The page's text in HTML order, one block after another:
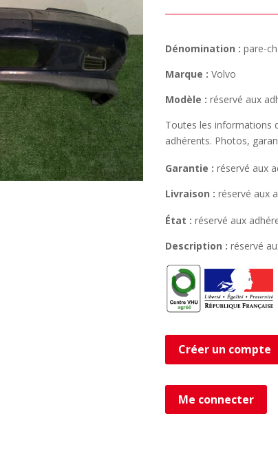
Dénomination : pare-
Marque : Volvo
Modèle : réservé aux
Toutes les informations
adhérents. Photos,
Garantie : réservé aux
Livraison : réservé aux
État : réservé aux
Description : réservé
Créer un compte
Me connecter